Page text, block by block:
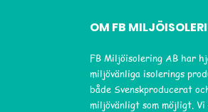
OM FB
FB Miljöisolering AB har
miljövänliga isolerings
både Svenskproducerat
miljövänligt som möjligt.